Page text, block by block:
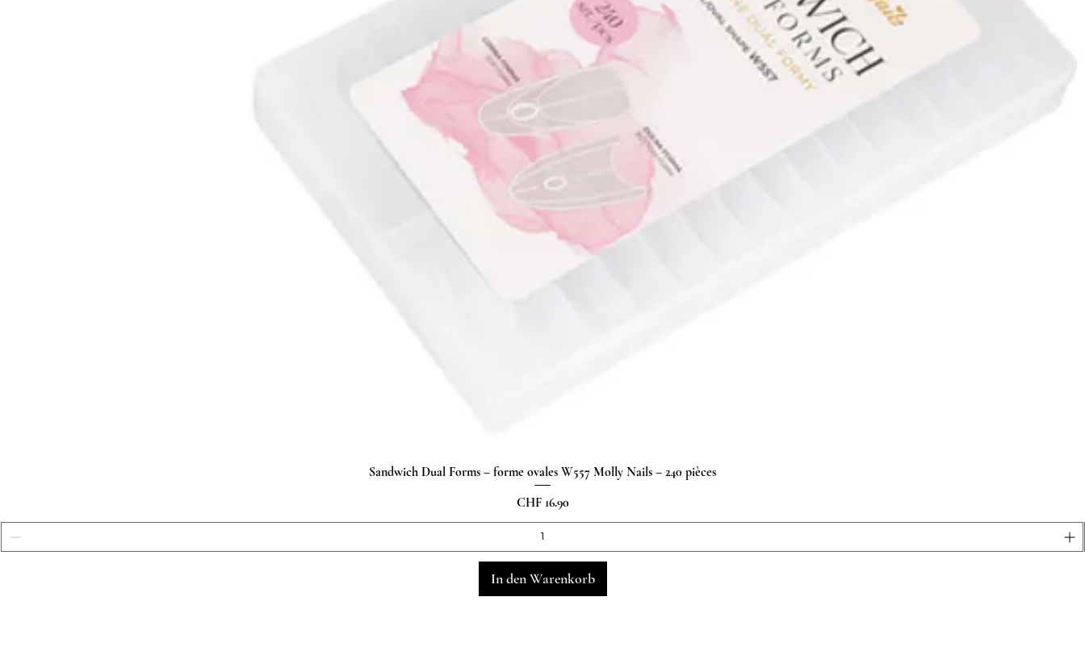
Schnellansicht
Sandwich Dual Forms – forme ovales W557 Molly Nails – 240 pièces
Preis
CHF 16.90
In den Warenkorb